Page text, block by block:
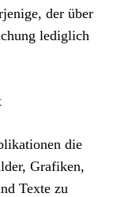
der über
lediglich
die
Grafiken,
Texte zu